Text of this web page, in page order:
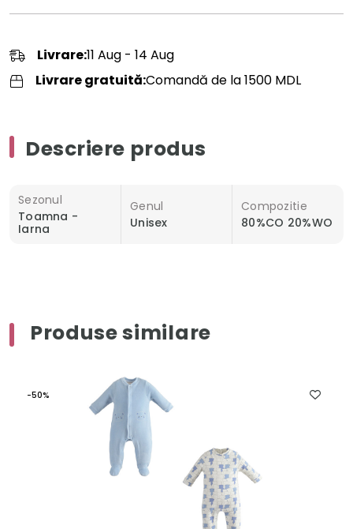
Livrare:11 Aug - 14 Aug
Livrare gratuită:Comandă de la 1500 MDL
Descriere produs
Sezonul
Toamna -
Iarna
Genul
Unisex
Compozitie
80%CO 20%WO
Produse similare
-50%